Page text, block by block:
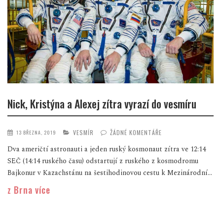
Nick, Kristýna a Alexej zítra vyrazí do vesmíru
13 BŘEZNA, 2019 VESMÍR ŽÁDNÉ KOMENTÁŘE
Dva američtí astronauti a jeden ruský kosmonaut zítra ve 12:14
SEČ (14:14 ruského času) odstartují z ruského z kosmodromu
Bajkonur v Kazachstánu na šestihodinovou cestu k Mezinárodní...
z Brna více